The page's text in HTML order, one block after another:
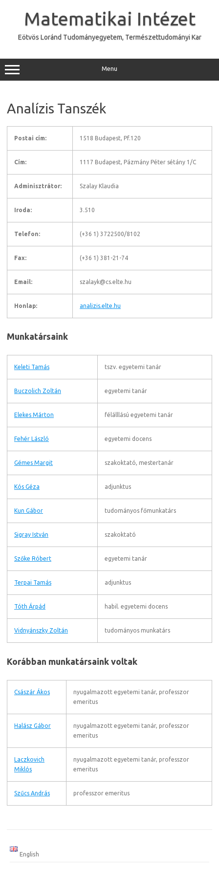
Matematikai Intézet
Eötvös Loránd Tudományegyetem, Természettudományi Kar
Menu
Analízis Tanszék
Postai cím: 1518 Budapest, Pf.120
Cím: 1117 Budapest, Pázmány Péter sétány 1/C
Adminisztrátor: Szalay Klaudia
Iroda: 3.510
Telefon: (+36 1) 3722500/8102
Fax: (+36 1) 381-21-74
Email: szalayk@cs.elte.hu
Honlap: analizis.elte.hu
Munkatársaink
Keleti Tamás tszv. egyetemi tanár
Buczolich Zoltán egyetemi tanár
Elekes Márton félálllású egyetemi tanár
Fehér László egyetemi docens
Gémes Margit szakoktató, mestertanár
Kós Géza adjunktus
Kun Gábor tudományos főmunkatárs
Sigray István szakoktató
Szőke Róbert egyetemi tanár
Terpai Tamás adjunktus
Tóth Árpád habil. egyetemi docens
Vidnyánszky Zoltán tudományos munkatárs
Korábban munkatársaink voltak
Császár Ákos
nyugalmazott egyetemi tanár, professzor
emeritus
Halász Gábor
nyugalmazott egyetemi tanár, professzor
emeritus
Laczkovich
Miklós
nyugalmazott egyetemi tanár, professzor
emeritus
Szűcs András professzor emeritus
English